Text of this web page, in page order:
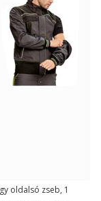
oldalsó zseb, 1